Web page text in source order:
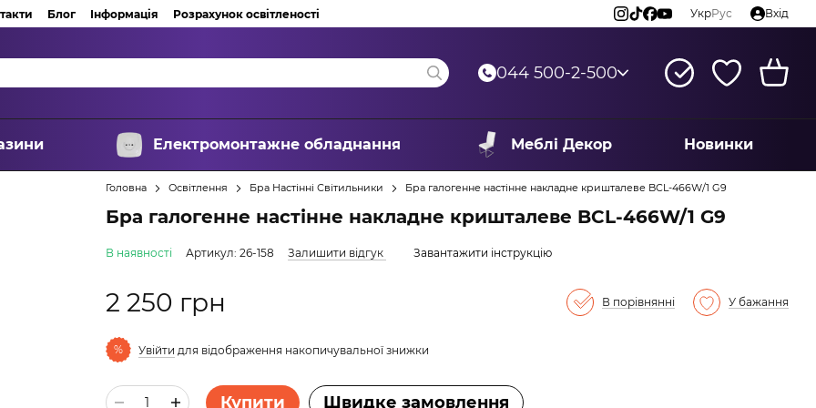
Блог Інформація Розрахунок освітленості УкрРус Вхід
044 500-2-500
Електромонтажне обладнання Меблі Декор Новинки
Головна Освітлення Бра Настінні Світильники Бра галогенне настінне накладне кришталеве BCL-466W/1 G9
Бра галогенне настінне накладне кришталеве BCL-466W/1 G9
В наявності Артикул: 26-158 Залишити відгук Завантажити інструкцію
2 250 грн В порівнянні У бажання
% Увійти для відображення накопичувальної знижки
Купити Швидке замовлення